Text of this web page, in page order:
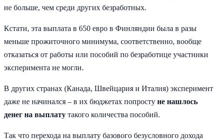
не больше, чем среди других безработных.
Кстати, эта выплата в 650 евро в Финляндии была в разы
меньше прожиточного минимума, соответственно, вообще
отказаться от работы или пособий по безработице участники
эксперимента не могли.
В других странах (Канада, Швейцария и Италия) эксперимент
даже не начинался – в их бюджетах попросту не нашлось
денег на выплату такого количества пособий.
Так что перехода на выплату базового безусловного дохода